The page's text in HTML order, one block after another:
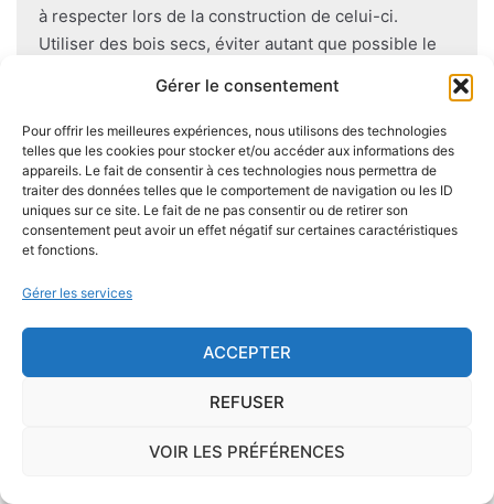
Gérer le consentement
Pour offrir les meilleures expériences, nous utilisons des technologies
telles que les cookies pour stocker et/ou accéder aux informations des
appareils. Le fait de consentir à ces technologies nous permettra de
traiter des données telles que le comportement de navigation ou les ID
uniques sur ce site. Le fait de ne pas consentir ou de retirer son
consentement peut avoir un effet négatif sur certaines caractéristiques
et fonctions.
Gérer les services
ACCEPTER
REFUSER
VOIR LES PRÉFÉRENCES
à respecter lors de la construction de celui-ci.
Utiliser des bois secs, éviter autant que possible le
l'étanchéité des façades et toitures ou encore
prévoir des aérations en sous-sol limitent les risques
majeurs d'apparition de champignons lignivores.
risques pour ma ville